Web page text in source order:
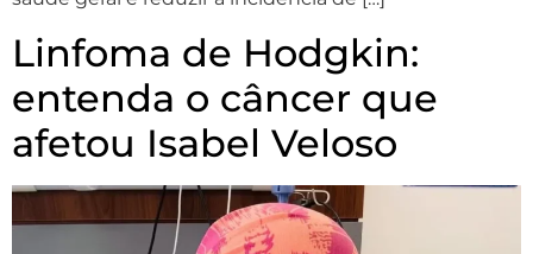
Linfoma de Hodgkin:
entenda o câncer que
afetou Isabel Veloso